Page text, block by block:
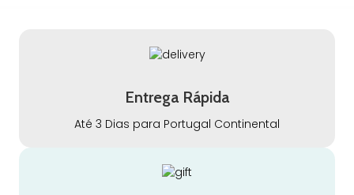
Entrega Rápida
Até 3 Dias para Portugal Continental